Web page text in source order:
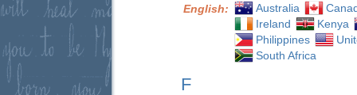
English: Australia
Ireland
Kenya
Philippines
South Africa
F